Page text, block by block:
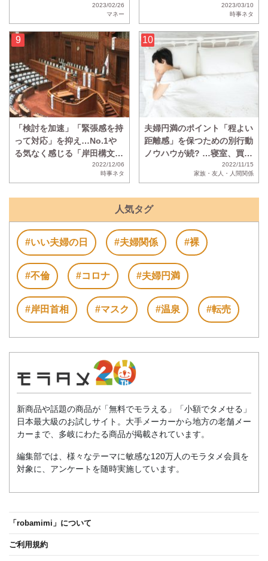
2023/02/26
マネー
ることに抵抗があることが判
2023/03/10
時事ネタ
「検討を加速」「緊張感を持
って対応」を抑え…No.1や
る気なく感じる「岸田構文」
2022/12/06
時事ネタ
夫婦円満のポイント「程よい
距離感」を保つための別行動
ノウハウが続? …寝室、買い
物、飲み会、義実家には行か
2022/11/15
家族・友人・人間関係
人気タグ
#いい夫婦の日 #夫婦関係 #裸
#不倫 #コロナ #夫婦円満
#岸田首相 #マスク #温泉 #転売
新商品や話題の商品が「無料でモラえる」「小額でタメせる」
日本最大級のお試しサイト。大手メーカーから地方の老舗メー
カーまで、多岐にわたる商品が掲載されています。
編集部では、様々なテーマに敏感な120万人のモラタメ会員を
対象に、アンケートを随時実施しています。
「robamimi」について
ご利用規約